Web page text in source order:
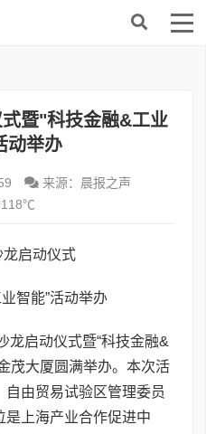
暨"科技金融&工业
动举办
来源：晨报之声
龙启动仪式
智能”活动举办
龙启动仪式暨“科技金融&
茂大厦圆满举办。本次活
由贸易试验区管理委员
是上海产业合作促进中